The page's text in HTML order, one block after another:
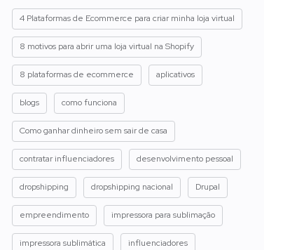
4 Plataformas de Ecommerce para criar minha loja virtual
8 motivos para abrir uma loja virtual na Shopify
8 plataformas de ecommerce aplicativos
blogs como funciona
Como ganhar dinheiro sem sair de casa
contratar influenciadores desenvolvimento pessoal
dropshipping dropshipping nacional Drupal
empreendimento impressora para sublimação
impressora sublimática influenciadores